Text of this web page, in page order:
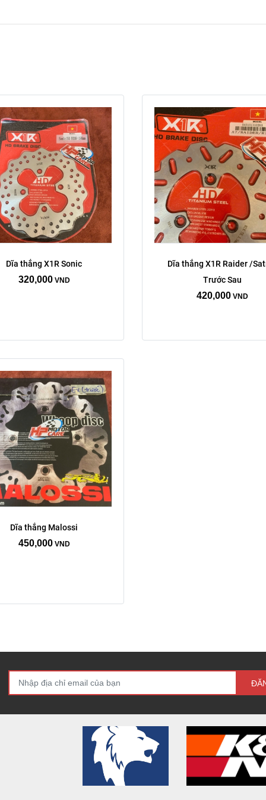
Dĩa thắng X1R Sonic
320,000 VND
Dĩa thắng X1R Raider /
Trước Sau
420,000 VND
155
Vario click
Dĩa thắng Malossi
450,000 VND